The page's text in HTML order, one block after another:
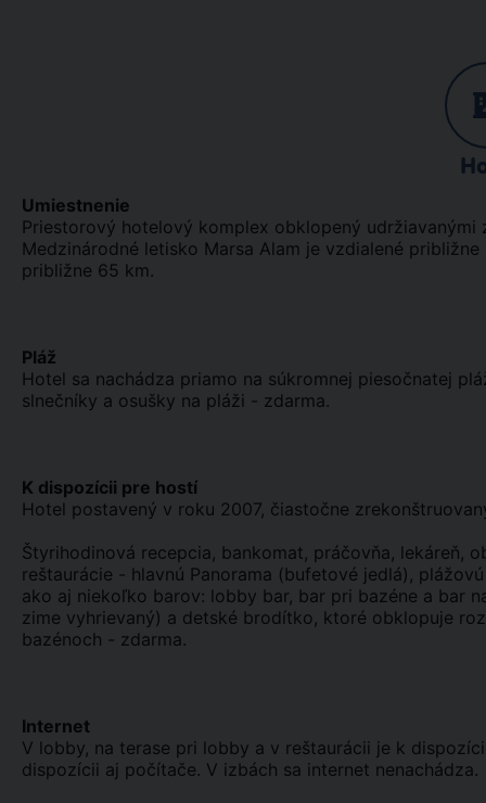
Umiestnenie
Priestorový hotelový komplex obklopený udržiavanými
Medzinárodné letisko Marsa Alam je vzdialené
približne 65 km.
Pláž
Hotel sa nachádza priamo na súkromnej piesočnatej
slnečníky a osušky na pláži - zdarma.
K dispozícii pre hostí
Hotel postavený v roku 2007, čiastočne
Štyrihodinová recepcia, bankomat, práčovňa, lekáreň,
reštaurácie - hlavnú Panorama (bufetové jedlá),
ako aj niekoľko barov: lobby bar, bar pri bazéne a bar
zime vyhrievaný) a detské brodítko, ktoré obklopuje
bazénoch - zdarma.
Internet
V lobby, na terase pri lobby a v reštaurácii je k
dispozícii aj počítače. V izbách sa internet nenachádza.